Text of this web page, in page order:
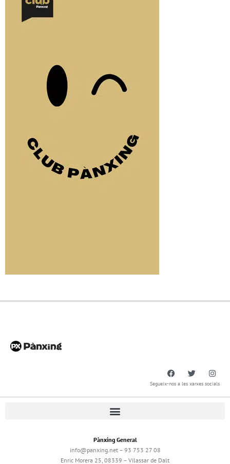
Segueix-nos a les xarxes socials
Pànxing General
info@panxing.net – 93 753 27 08
Enric Morera 25, 08339 – Vilassar de Dalt